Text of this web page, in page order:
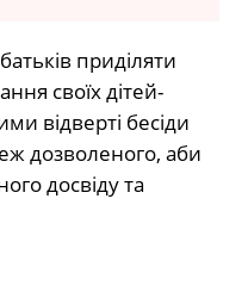
приділяти
своїх дітей-
відверті бесіди
дозволеного, аби
досвіду та